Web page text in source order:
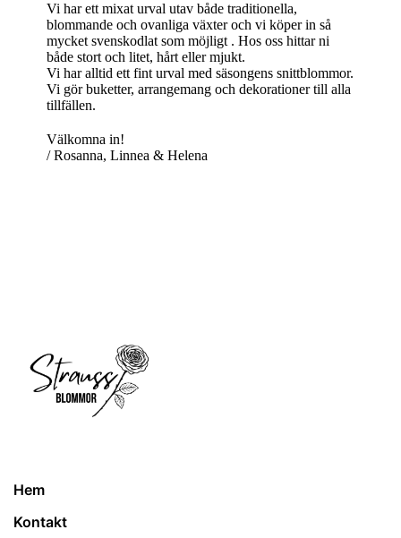
Vi har ett mixat urval utav både traditionella,
blommande och ovanliga växter och vi köper in så
mycket svenskodlat som möjligt . Hos oss hittar ni
både stort och litet, hårt eller mjukt.
Vi har alltid ett fint urval med säsongens snittblommor.
Vi gör buketter, arrangemang och dekorationer till alla
tillfällen.
Välkomna in!
/ Rosanna, Linnea & Helena
Hem
Kontakt